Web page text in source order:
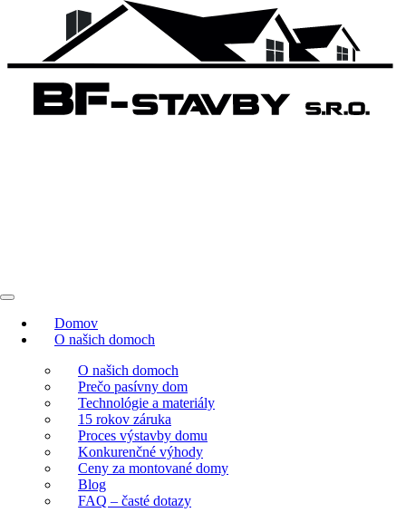
Domov
O našich domoch
O našich domoch
Prečo pasívny dom
Technológie a materiály
15 rokov záruka
Proces výstavby domu
Konkurenčné výhody
Ceny za montované domy
Blog
FAQ – časté dotazy